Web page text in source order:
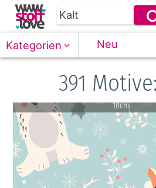
Kategorien Neu
391
10cm